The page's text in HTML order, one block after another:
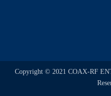
Copyright © 2021 COAX-RF